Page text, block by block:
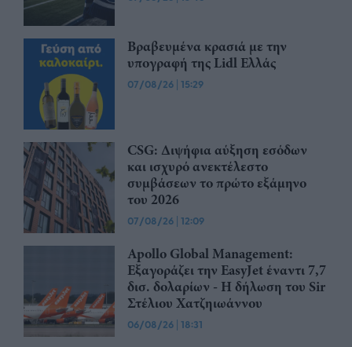
Βραβευμένα κρασιά με την
υπογραφή της Lidl Ελλάς
07/08/26 | 15:29
CSG: Διψήφια αύξηση εσόδων
και ισχυρό ανεκτέλεστο
συμβάσεων το πρώτο εξάμηνο
του 2026
07/08/26 | 12:09
Apollo Global Management:
Εξαγοράζει την EasyJet έναντι 7,7
δισ. δολαρίων - Η δήλωση του Sir
Στέλιου Χατζηιωάννου
06/08/26 | 18:31